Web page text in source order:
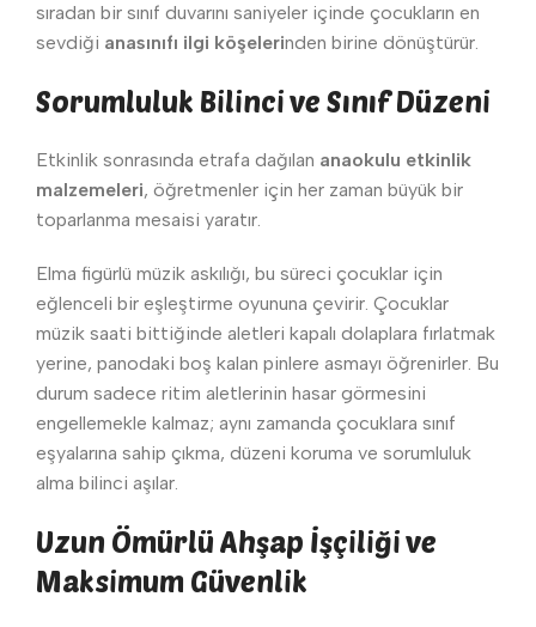
sıradan bir sınıf duvarını saniyeler içinde çocukların en
sevdiği anasınıfı ilgi köşelerinden birine dönüştürür.
Sorumluluk Bilinci ve Sınıf Düzeni
Etkinlik sonrasında etrafa dağılan anaokulu etkinlik
malzemeleri, öğretmenler için her zaman büyük bir
toparlanma mesaisi yaratır.
Elma figürlü müzik askılığı, bu süreci çocuklar için
eğlenceli bir eşleştirme oyununa çevirir. Çocuklar
müzik saati bittiğinde aletleri kapalı dolaplara fırlatmak
yerine, panodaki boş kalan pinlere asmayı öğrenirler. Bu
durum sadece ritim aletlerinin hasar görmesini
engellemekle kalmaz; aynı zamanda çocuklara sınıf
eşyalarına sahip çıkma, düzeni koruma ve sorumluluk
alma bilinci aşılar.
Uzun Ömürlü Ahşap İşçiliği ve
Maksimum Güvenlik